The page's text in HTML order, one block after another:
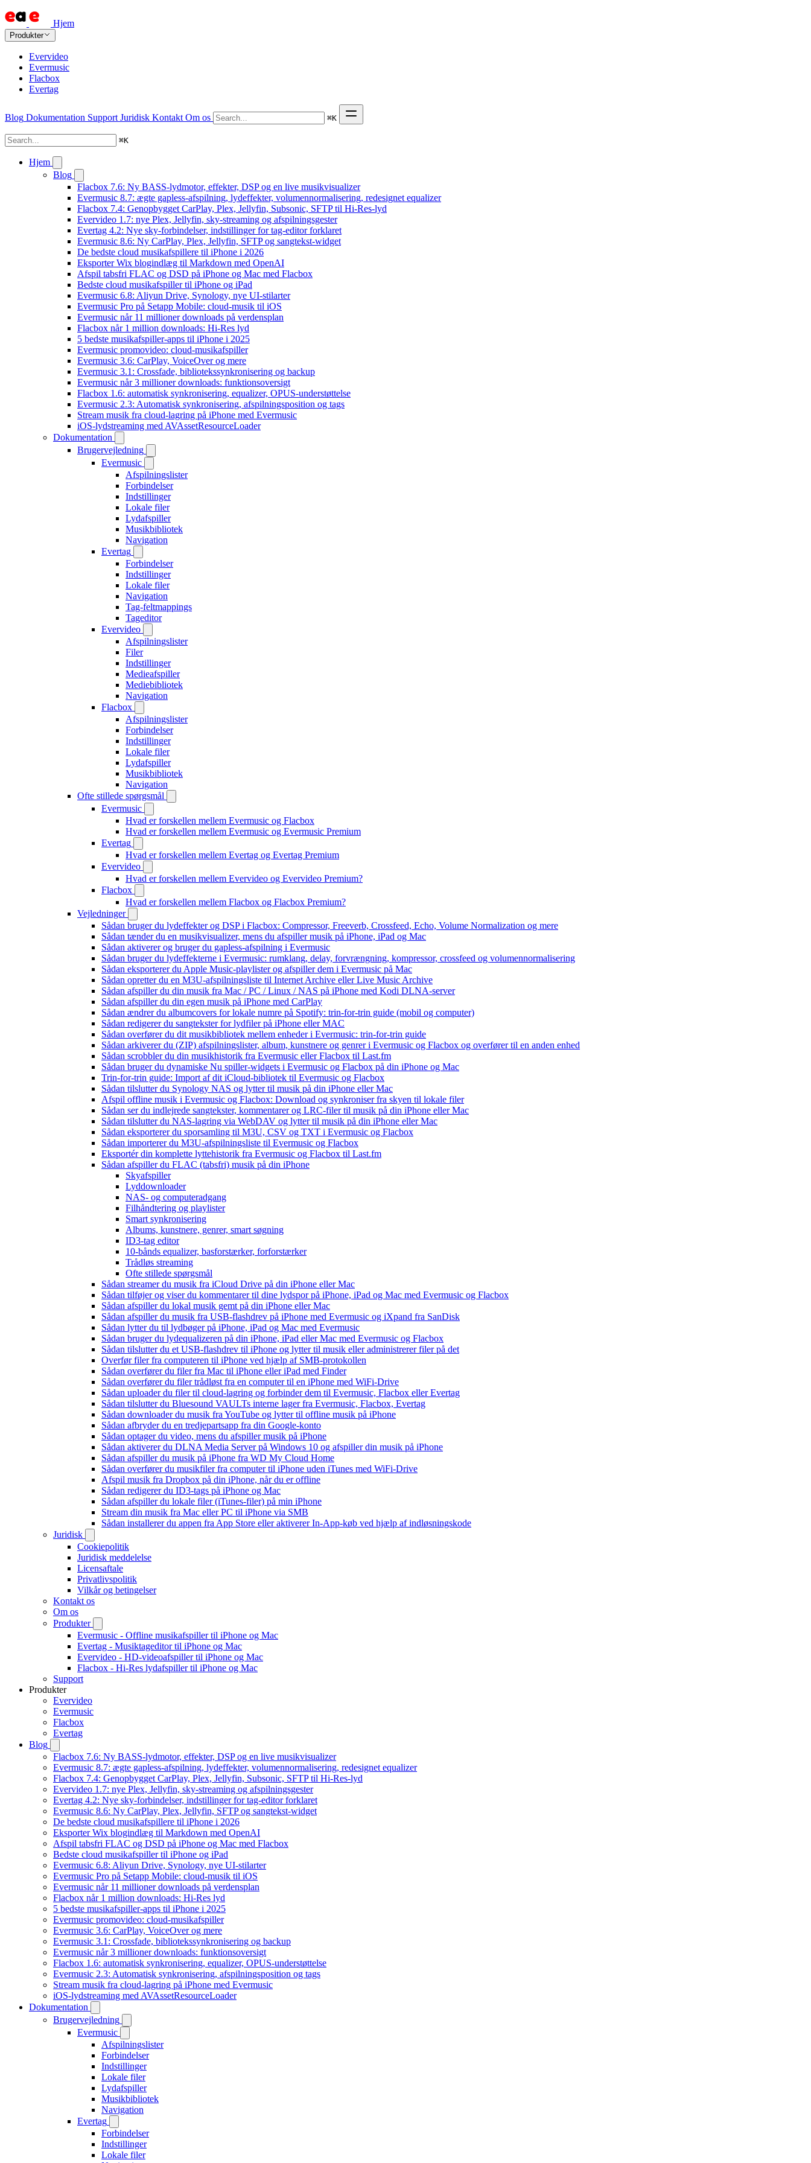
Hjem
Produkter
Evervideo
Evermusic
Flacbox
Evertag
Blog Dokumentation Support Juridisk Kontakt Om os ⌘K
⌘K
Hjem
Blog
Flacbox 7.6: Ny BASS-lydmotor, effekter, DSP og en live musikvisualizer
Evermusic 8.7: ægte gapless-afspilning, lydeffekter, volumennormalisering, redesignet equalizer
Flacbox 7.4: Genopbygget CarPlay, Plex, Jellyfin, Subsonic, SFTP til Hi-Res-lyd
Evervideo 1.7: nye Plex, Jellyfin, sky-streaming og afspilningsgester
Evertag 4.2: Nye sky-forbindelser, indstillinger for tag-editor forklaret
Evermusic 8.6: Ny CarPlay, Plex, Jellyfin, SFTP og sangtekst-widget
De bedste cloud musikafspillere til iPhone i 2026
Eksporter Wix blogindlæg til Markdown med OpenAI
Afspil tabsfri FLAC og DSD på iPhone og Mac med Flacbox
Bedste cloud musikafspiller til iPhone og iPad
Evermusic 6.8: Aliyun Drive, Synology, nye UI-stilarter
Evermusic Pro på Setapp Mobile: cloud-musik til iOS
Evermusic når 11 millioner downloads på verdensplan
Flacbox når 1 million downloads: Hi-Res lyd
5 bedste musikafspiller-apps til iPhone i 2025
Evermusic promovideo: cloud-musikafspiller
Evermusic 3.6: CarPlay, VoiceOver og mere
Evermusic 3.1: Crossfade, bibliotekssynkronisering og backup
Evermusic når 3 millioner downloads: funktionsoversigt
Flacbox 1.6: automatisk synkronisering, equalizer, OPUS-understøttelse
Evermusic 2.3: Automatisk synkronisering, afspilningsposition og tags
Stream musik fra cloud-lagring på iPhone med Evermusic
iOS-lydstreaming med AVAssetResourceLoader
Dokumentation
Brugervejledning
Evermusic
Afspilningslister
Forbindelser
Indstillinger
Lokale filer
Lydafspiller
Musikbibliotek
Navigation
Evertag
Forbindelser
Indstillinger
Lokale filer
Navigation
Tag-feltmappings
Tageditor
Evervideo
Afspilningslister
Filer
Indstillinger
Medieafspiller
Mediebibliotek
Navigation
Flacbox
Afspilningslister
Forbindelser
Indstillinger
Lokale filer
Lydafspiller
Musikbibliotek
Navigation
Ofte stillede spørgsmål
Evermusic
Hvad er forskellen mellem Evermusic og Flacbox
Hvad er forskellen mellem Evermusic og Evermusic Premium
Evertag
Hvad er forskellen mellem Evertag og Evertag Premium
Evervideo
Hvad er forskellen mellem Evervideo og Evervideo Premium?
Flacbox
Hvad er forskellen mellem Flacbox og Flacbox Premium?
Vejledninger
Sådan bruger du lydeffekter og DSP i Flacbox: Compressor, Freeverb, Crossfeed, Echo, Volume Normalization og mere
Sådan tænder du en musikvisualizer, mens du afspiller musik på iPhone, iPad og Mac
Sådan aktiverer og bruger du gapless-afspilning i Evermusic
Sådan bruger du lydeffekterne i Evermusic: rumklang, delay, forvrængning, kompressor, crossfeed og volumennormalisering
Sådan eksporterer du Apple Music-playlister og afspiller dem i Evermusic på Mac
Sådan opretter du en M3U-afspilningsliste til Internet Archive eller Live Music Archive
Sådan afspiller du din musik fra Mac / PC / Linux / NAS på iPhone med Kodi DLNA-server
Sådan afspiller du din egen musik på iPhone med CarPlay
Sådan ændrer du albumcovers for lokale numre på Spotify: trin-for-trin guide (mobil og computer)
Sådan redigerer du sangtekster for lydfiler på iPhone eller MAC
Sådan overfører du dit musikbibliotek mellem enheder i Evermusic: trin-for-trin guide
Sådan arkiverer du (ZIP) afspilningslister, album, kunstnere og genrer i Evermusic og Flacbox og overfører til en anden enhed
Sådan scrobbler du din musikhistorik fra Evermusic eller Flacbox til Last.fm
Sådan bruger du dynamiske Nu spiller-widgets i Evermusic og Flacbox på din iPhone og Mac
Trin-for-trin guide: Import af dit iCloud-bibliotek til Evermusic og Flacbox
Sådan tilslutter du Synology NAS og lytter til musik på din iPhone eller Mac
Afspil offline musik i Evermusic og Flacbox: Download og synkroniser fra skyen til lokale filer
Sådan ser du indlejrede sangtekster, kommentarer og LRC-filer til musik på din iPhone eller Mac
Sådan tilslutter du NAS-lagring via WebDAV og lytter til musik på din iPhone eller Mac
Sådan eksporterer du sporsamling til M3U, CSV og TXT i Evermusic og Flacbox
Sådan importerer du M3U-afspilningsliste til Evermusic og Flacbox
Eksportér din komplette lyttehistorik fra Evermusic og Flacbox til Last.fm
Sådan afspiller du FLAC (tabsfri) musik på din iPhone
Skyafspiller
Lyddownloader
NAS- og computeradgang
Filhåndtering og playlister
Smart synkronisering
Albums, kunstnere, genrer, smart søgning
ID3-tag editor
10-bånds equalizer, basforstærker, forforstærker
Trådløs streaming
Ofte stillede spørgsmål
Sådan streamer du musik fra iCloud Drive på din iPhone eller Mac
Sådan tilføjer og viser du kommentarer til dine lydspor på iPhone, iPad og Mac med Evermusic og Flacbox
Sådan afspiller du lokal musik gemt på din iPhone eller Mac
Sådan afspiller du musik fra USB-flashdrev på iPhone med Evermusic og iXpand fra SanDisk
Sådan lytter du til lydbøger på iPhone, iPad og Mac med Evermusic
Sådan bruger du lydequalizeren på din iPhone, iPad eller Mac med Evermusic og Flacbox
Sådan tilslutter du et USB-flashdrev til iPhone og lytter til musik eller administrerer filer på det
Overfør filer fra computeren til iPhone ved hjælp af SMB-protokollen
Sådan overfører du filer fra Mac til iPhone eller iPad med Finder
Sådan overfører du filer trådløst fra en computer til en iPhone med WiFi-Drive
Sådan uploader du filer til cloud-lagring og forbinder dem til Evermusic, Flacbox eller Evertag
Sådan tilslutter du Bluesound VAULTs interne lager fra Evermusic, Flacbox, Evertag
Sådan downloader du musik fra YouTube og lytter til offline musik på iPhone
Sådan afbryder du en tredjepartsapp fra din Google-konto
Sådan optager du video, mens du afspiller musik på iPhone
Sådan aktiverer du DLNA Media Server på Windows 10 og afspiller din musik på iPhone
Sådan afspiller du musik på iPhone fra WD My Cloud Home
Sådan overfører du musikfiler fra computer til iPhone uden iTunes med WiFi-Drive
Afspil musik fra Dropbox på din iPhone, når du er offline
Sådan redigerer du ID3-tags på iPhone og Mac
Sådan afspiller du lokale filer (iTunes-filer) på min iPhone
Stream din musik fra Mac eller PC til iPhone via SMB
Sådan installerer du appen fra App Store eller aktiverer In-App-køb ved hjælp af indløsningskode
Juridisk
Cookiepolitik
Juridisk meddelelse
Licensaftale
Privatlivspolitik
Vilkår og betingelser
Kontakt os
Om os
Produkter
Evermusic - Offline musikafspiller til iPhone og Mac
Evertag - Musiktageditor til iPhone og Mac
Evervideo - HD-videoafspiller til iPhone og Mac
Flacbox - Hi-Res lydafspiller til iPhone og Mac
Support
Produkter
Evervideo
Evermusic
Flacbox
Evertag
Blog
Flacbox 7.6: Ny BASS-lydmotor, effekter, DSP og en live musikvisualizer
Evermusic 8.7: ægte gapless-afspilning, lydeffekter, volumennormalisering, redesignet equalizer
Flacbox 7.4: Genopbygget CarPlay, Plex, Jellyfin, Subsonic, SFTP til Hi-Res-lyd
Evervideo 1.7: nye Plex, Jellyfin, sky-streaming og afspilningsgester
Evertag 4.2: Nye sky-forbindelser, indstillinger for tag-editor forklaret
Evermusic 8.6: Ny CarPlay, Plex, Jellyfin, SFTP og sangtekst-widget
De bedste cloud musikafspillere til iPhone i 2026
Eksporter Wix blogindlæg til Markdown med OpenAI
Afspil tabsfri FLAC og DSD på iPhone og Mac med Flacbox
Bedste cloud musikafspiller til iPhone og iPad
Evermusic 6.8: Aliyun Drive, Synology, nye UI-stilarter
Evermusic Pro på Setapp Mobile: cloud-musik til iOS
Evermusic når 11 millioner downloads på verdensplan
Flacbox når 1 million downloads: Hi-Res lyd
5 bedste musikafspiller-apps til iPhone i 2025
Evermusic promovideo: cloud-musikafspiller
Evermusic 3.6: CarPlay, VoiceOver og mere
Evermusic 3.1: Crossfade, bibliotekssynkronisering og backup
Evermusic når 3 millioner downloads: funktionsoversigt
Flacbox 1.6: automatisk synkronisering, equalizer, OPUS-understøttelse
Evermusic 2.3: Automatisk synkronisering, afspilningsposition og tags
Stream musik fra cloud-lagring på iPhone med Evermusic
iOS-lydstreaming med AVAssetResourceLoader
Dokumentation
Brugervejledning
Evermusic
Afspilningslister
Forbindelser
Indstillinger
Lokale filer
Lydafspiller
Musikbibliotek
Navigation
Evertag
Forbindelser
Indstillinger
Lokale filer